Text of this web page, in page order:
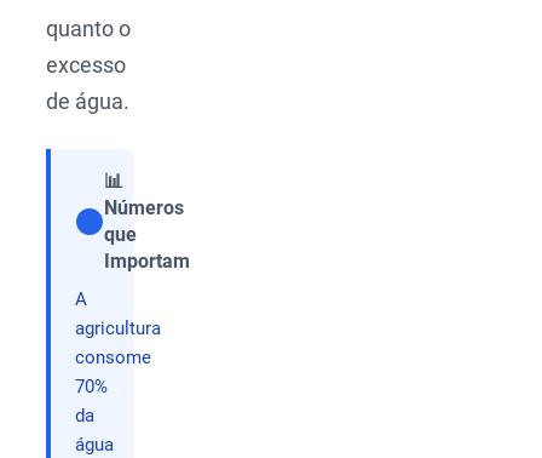
quanto o
excesso
de água.
📊
Números
que
Importam
A
agricultura
consome
70%
da
água